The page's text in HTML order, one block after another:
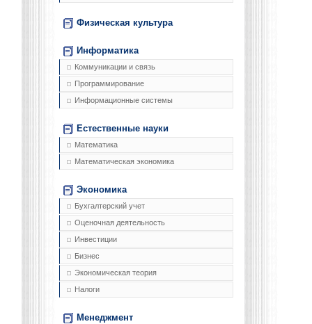
Физическая культура
Информатика
Коммуникации и связь
Программирование
Информационные системы
Естественные науки
Математика
Математическая экономика
Экономика
Бухгалтерский учет
Оценочная деятельность
Инвестиции
Бизнес
Экономическая теория
Налоги
Менеджмент